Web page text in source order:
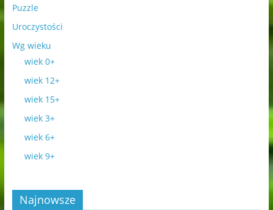
Puzzle
Uroczystości
Wg wieku
wiek 0+
wiek 12+
wiek 15+
wiek 3+
wiek 6+
wiek 9+
Najnowsze